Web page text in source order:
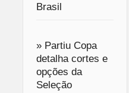
Brasil
» Partiu Copa
detalha cortes e
opções da
Seleção